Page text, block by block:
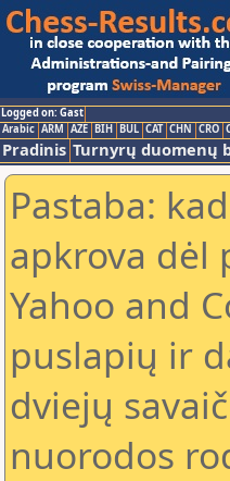
Logged on: Gast
Arabic ARM AZE BIH BUL CAT CHN CRO
Pradinis Turnyrų duomenų
Pastaba:
apkrova dėl
Yahoo and
puslapių ir
dviejų
nuorodos